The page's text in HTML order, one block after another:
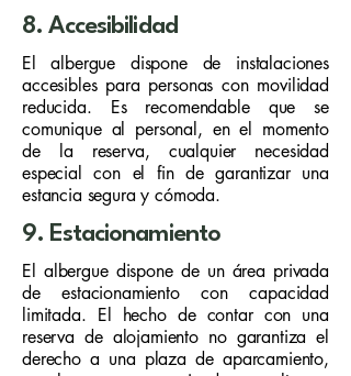
8. Accesibilidad
El albergue dispone de instalaciones
accesibles para personas con movilidad
reducida. Es recomendable que se
comunique al personal, en el momento
de la reserva, cualquier necesidad
especial con el fin de garantizar una
estancia segura y cómoda.
9. Estacionamiento
El albergue dispone de un área privada
de estacionamiento con capacidad
limitada. El hecho de contar con una
reserva de alojamiento no garantiza el
derecho a una plaza de aparcamiento,